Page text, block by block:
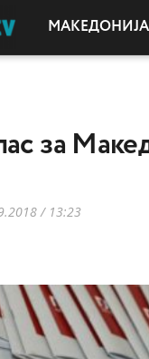
МАКЕДОНИЈА
за
/ 13:23